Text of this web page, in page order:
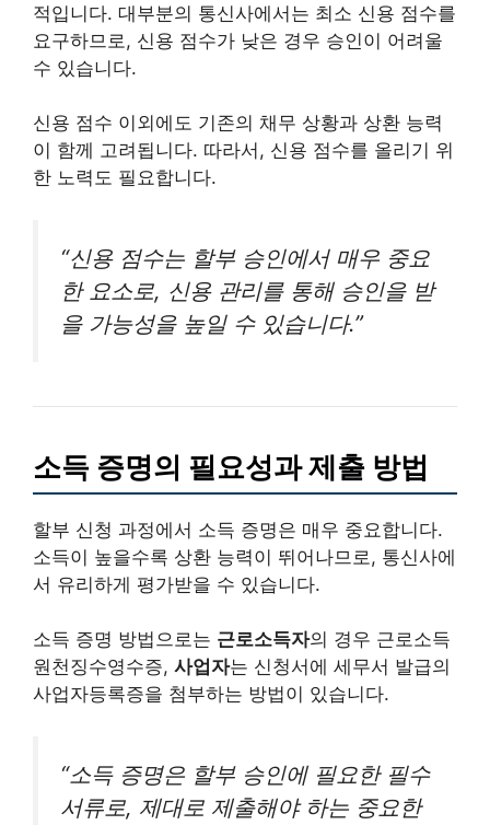
적입니다. 대부분의 통신사에서는 최소 신용 점수를
요구하므로, 신용 점수가 낮은 경우 승인이 어려울
수 있습니다.
신용 점수 이외에도 기존의 채무 상황과 상환 능력
이 함께 고려됩니다. 따라서, 신용 점수를 올리기 위
한 노력도 필요합니다.
“신용 점수는 할부 승인에서 매우 중요
한 요소로, 신용 관리를 통해 승인을 받
을 가능성을 높일 수 있습니다.”
소득 증명의 필요성과 제출 방법
할부 신청 과정에서 소득 증명은 매우 중요합니다.
소득이 높을수록 상환 능력이 뛰어나므로, 통신사에
서 유리하게 평가받을 수 있습니다.
소득 증명 방법으로는 근로소득자의 경우 근로소득
원천징수영수증, 사업자는 신청서에 세무서 발급의
사업자등록증을 첨부하는 방법이 있습니다.
“소득 증명은 할부 승인에 필요한 필수
서류로, 제대로 제출해야 하는 중요한